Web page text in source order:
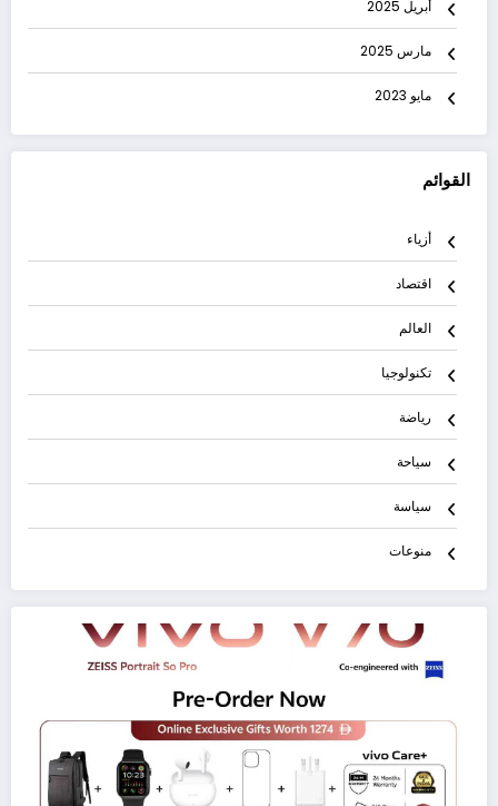
أبريل 2025
مارس 2025
مايو 2023
القوائم
أزياء
اقتصاد
العالم
تكنولوجيا
رياضة
سياحة
سياسة
منوعات